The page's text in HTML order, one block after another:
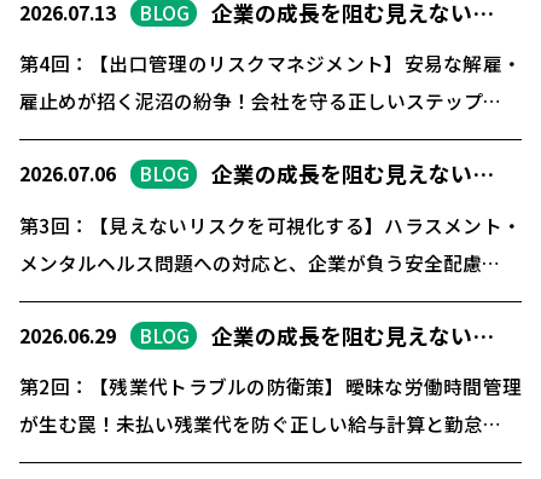
2026.07.13 BLOG 企業の成長を阻む見えない…
第4回：【出口管理のリスクマネジメント】安易な解雇・
雇止めが招く泥沼の紛争！会社を守る正しいステップ…
2026.07.06 BLOG 企業の成長を阻む見えない…
第3回：【見えないリスクを可視化する】ハラスメント・
メンタルヘルス問題への対応と、企業が負う安全配慮…
2026.06.29 BLOG 企業の成長を阻む見えない…
第2回：【残業代トラブルの防衛策】曖昧な労働時間管理
が生む罠！未払い残業代を防ぐ正しい給与計算と勤怠…